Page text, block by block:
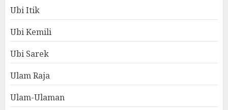
Ubi Itik
Ubi Kemili
Ubi Sarek
Ulam Raja
Ulam-Ulaman